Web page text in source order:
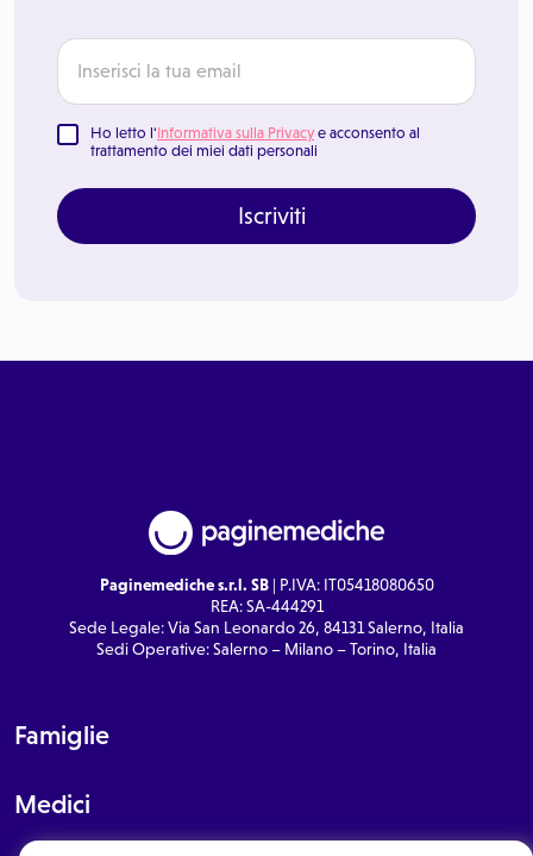
Ho letto l'Informativa sulla Privacy e acconsento al
trattamento dei miei dati personali
Iscriviti
Paginemediche s.r.l. SB| P.IVA: IT05418080650
REA: SA-444291
Sede Legale: Via San Leonardo 26, 84131 Salerno, Italia
Sedi Operative: Salerno – Milano – Torino, Italia
Famiglie
Medici